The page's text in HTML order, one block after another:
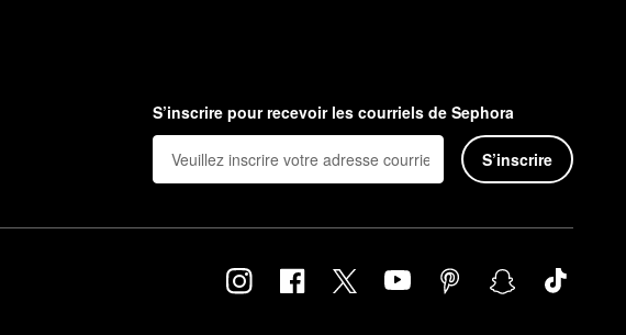
S’inscrire pour recevoir les courriels de Sephora
S’inscrire